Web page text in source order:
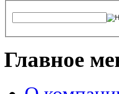
Главное